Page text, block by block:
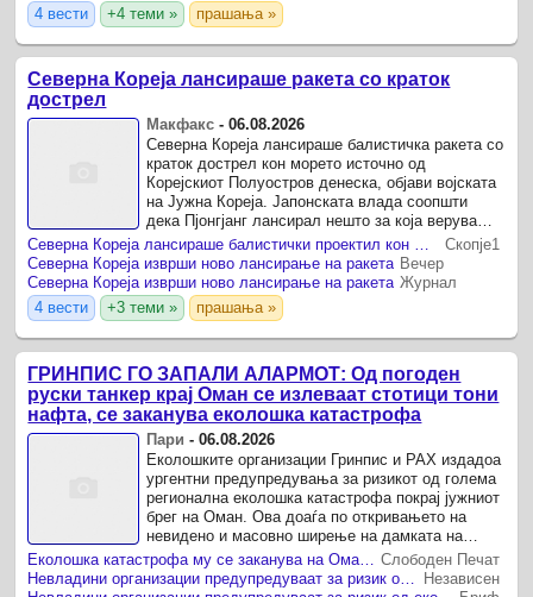
4 вести
+4 теми » прашања »
Северна Кореја лансираше ракета со краток
дострел
Макфакс -06.08.2026
Северна Кореја лансираше балистичка ракета со
краток дострел кон морето источно од
Корејскиот Полуостров денеска, објави војската
на Јужна Кореја. Јапонската влада соопшти
дека Пјонгјанг лансирал нешто за која верува
дека е балистичка ракета.
Северна Кореја лансираше балистички проектил кон Источното Море
Скопје1
Северна Кореја изврши ново лансирање на ракета Вечер
Северна Кореја изврши ново лансирање на ракета Журнал
4 вести
+3 теми » прашања »
ГРИНПИС ГО ЗАПАЛИ АЛАРМОТ: Од погоден
руски танкер крај Оман се излеваат стотици тони
нафта, се заканува еколошка катастрофа
Пари -06.08.2026
Еколошките организации Гринпис и PAX издадоа
ургентни предупредувања за ризикот од голема
регионална еколошка катастрофа покрај јужниот
брег на Оман. Ова доаѓа по откривањето на
невидено и масовно ширење на дамката на
нафта од заглавен и дотраен танкер.Слободен Печат
Независен